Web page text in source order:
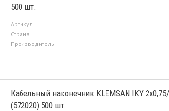
500 шт.
Артикул
Страна
Производитель
Кабельный наконечник KLEMSAN IKY
(572020) 500 шт.